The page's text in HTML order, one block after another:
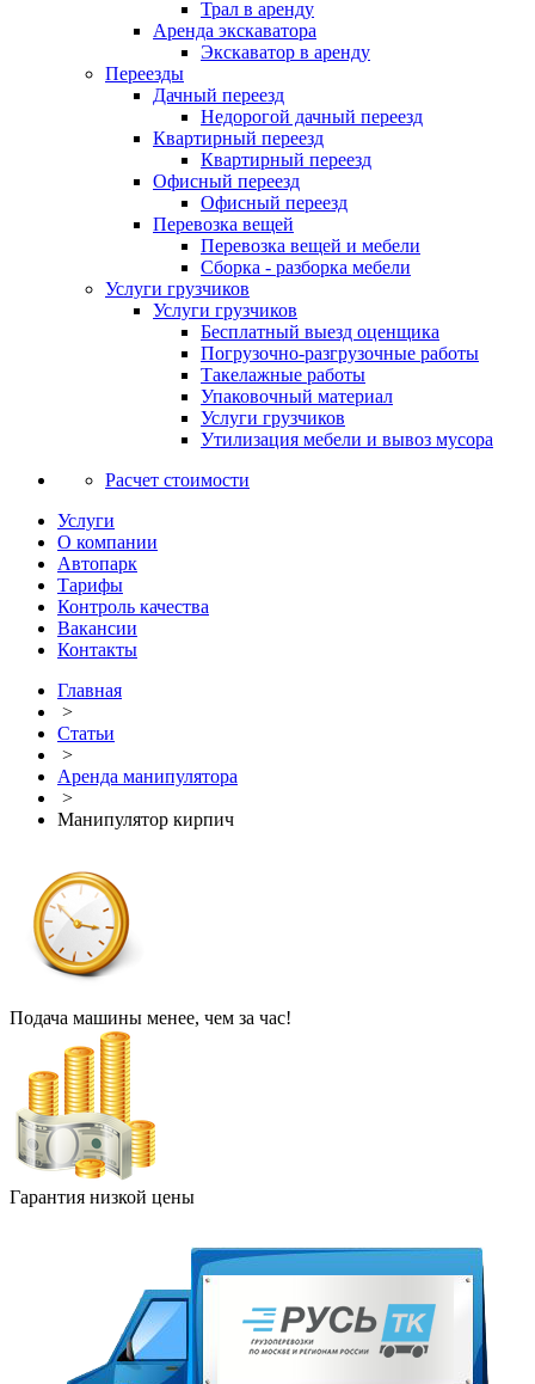
Трал в аренду
Аренда экскаватора
Экскаватор в аренду
Переезды
Дачный переезд
Недорогой дачный переезд
Квартирный переезд
Квартирный переезд
Офисный переезд
Офисный переезд
Перевозка вещей
Перевозка вещей и мебели
Сборка - разборка мебели
Услуги грузчиков
Услуги грузчиков
Бесплатный выезд оценщика
Погрузочно-разгрузочные работы
Такелажные работы
Упаковочный материал
Услуги грузчиков
Утилизация мебели и вывоз мусора
Расчет стоимости
Услуги
О компании
Автопарк
Тарифы
Контроль качества
Вакансии
Контакты
Главная
>
Статьи
>
Аренда манипулятора
>
Манипулятор кирпич
Подача машины менее, чем за час!
Гарантия низкой цены